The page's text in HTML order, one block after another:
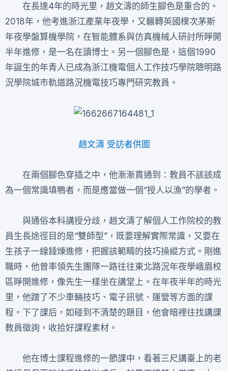
在長達4年的時光里，趙文濤的師生腳色是重合的。
2018年，他考進浙江產業年夜學，又輾轉英國樸次茅斯
年夜學盤算機學院，在智能體系與仿真機械人研討所睜開
半年進修，是一名在讀博士。另一個腳色是，這個1990
年誕生的年青人已成為浙江機電個人工作技巧學院聰明路
況學院城市軌道路況機電技巧專門研究教員。
趙文濤 受訪者供圖
在兩個腳色穿插之中，他漸漸貫通到：教員不該該成
為一個常識填鴨者，而是應當做一個“授人以漁”的學者。
與通俗本科講授分歧，趙文濤了解個人工作院校的教
員生長途徑目的是“雙師型”，既要理解實際常識，又要在
生孩子一線錘煉進修，把握該範疇的技巧操縱方式。剛進
職時，他曾率領先生團隊一路往往東北路況年夜學峨眉校
區睜開進修，像先生一樣坐在講堂上。在年夜半年的時光
里，他蹭了不少車輛技巧、電子訊號、運營等方面的課
程。下了課后，如碰到不清楚的題目，他會暗裡往找講課
教員徵詢，收拾好課程素材。
他在博士課程進修的一節課中，看著三尺講臺上的老